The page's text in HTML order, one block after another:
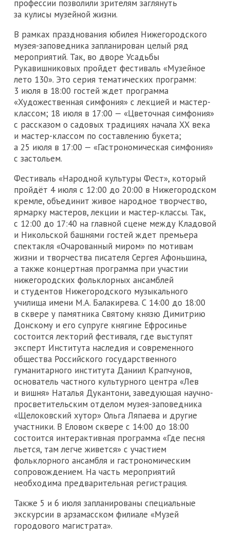
профессии позволили зрителям заглянуть
за кулисы музейной жизни.
В рамках празднования юбилея Нижегородского
музея-заповедника запланирован целый ряд
мероприятий. Так, во дворе Усадьбы
Рукавишниковых пройдет фестиваль «Музейное
лето 130». Это серия тематических программ:
3 июля в 18:00 гостей ждет программа
«Художественная симфония» с лекцией и мастер-
классом; 18 июля в 17:00 — «Цветочная симфония»
с рассказом о садовых традициях начала XX века
и мастер-классом по составлению букета;
а 25 июля в 17:00 — «Гастрономическая симфония»
с застольем.
Фестиваль «Народной культуры Фест», который
пройдёт 4 июля с 12:00 до 20:00 в Нижегородском
кремле, объединит живое народное творчество,
ярмарку мастеров, лекции и мастер‑классы. Так,
с 12:00 до 17:40 на главной сцене между Кладовой
и Никольской башнями гостей ждет премьера
спектакля «Очарованный миром» по мотивам
жизни и творчества писателя Сергея Афоньшина,
а также концертная программа при участии
нижегородских фольклорных ансамблей
и студентов Нижегородского музыкального
училища имени М.А. Балакирева. С 14:00 до 18:00
в сквере у памятника Святому князю Димитрию
Донскому и его супруге княгине Ефросинье
состоится лекторий фестиваля, где выступят
эксперт Института наследия и современного
общества Российского государственного
гуманитарного института Даниил Крапчунов,
основатель частного культурного центра «Лев
и вишня» Наталья Дукантони, заведующая научно-
просветительским отделом музея-заповедника
«Щелоковский хутор» Ольга Ляпаева и другие
участники. В Еловом сквере с 14:00 до 18:00
состоится интерактивная программа «Где песня
льется, там легче живется» с участием
фольклорного ансамбля и гастрономическим
сопровождением. На часть мероприятий
необходима предварительная регистрация.
Также 5 и 6 июля запланированы специальные
экскурсии в арзамасском филиале «Музей
городового магистрата».